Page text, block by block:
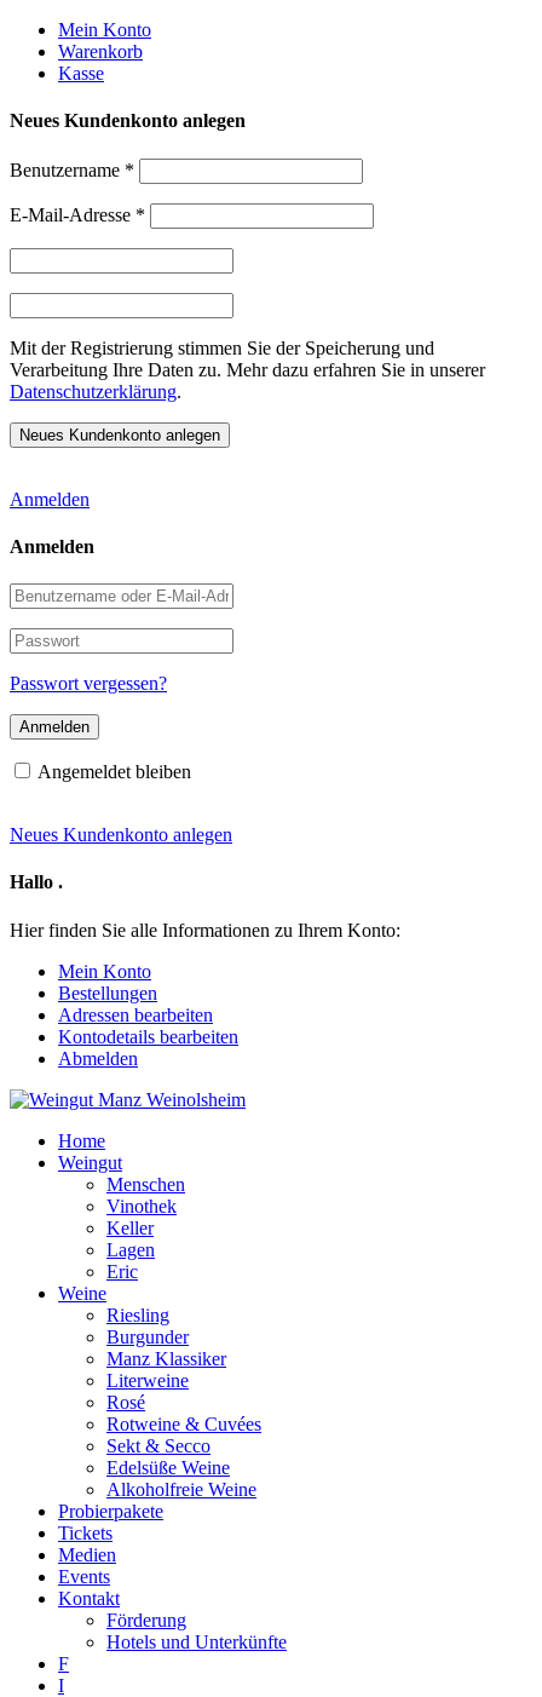
Weiter
zum
Inhalt
Mein Konto
Warenkorb
Kasse
Neues Kundenkonto anlegen
Benutzername *
E-Mail-Adresse *
Mit der Registrierung stimmen Sie der Speicherung und
Verarbeitung Ihre Daten zu. Mehr dazu erfahren Sie in unserer
Datenschutzerklärung.
Anmelden
Anmelden
Benutzername
oder
E-
Mail-
Adresse
Passwort
Passwort vergessen?
Angemeldet bleiben
Neues Kundenkonto anlegen
Hallo .
Hier finden Sie alle Informationen zu Ihrem Konto:
Mein Konto
Bestellungen
Adressen bearbeiten
Kontodetails bearbeiten
Abmelden
Home
Weingut
Menschen
Vinothek
Keller
Lagen
Eric
Weine
Riesling
Burgunder
Manz Klassiker
Literweine
Rosé
Rotweine & Cuvées
Sekt & Secco
Edelsüße Weine
Alkoholfreie Weine
Probierpakete
Tickets
Medien
Events
Kontakt
Förderung
Hotels und Unterkünfte
F
I